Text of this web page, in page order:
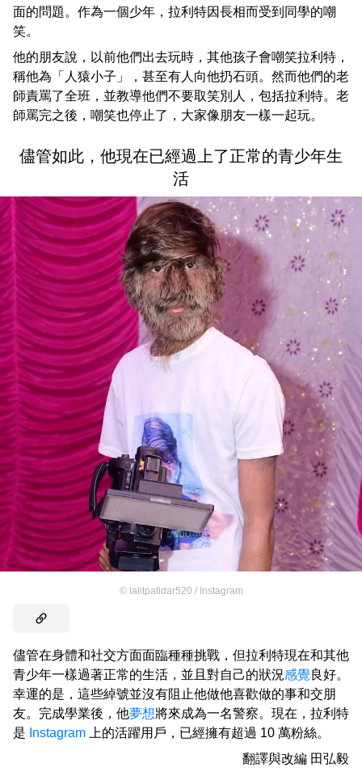
面的問題。作為一個少年，拉利特因長相而受到同學的嘲
笑。
他的朋友說，以前他們出去玩時，其他孩子會嘲笑拉利特，
稱他為「人猿小子」，甚至有人向他扔石頭。然而他們的老
師責罵了全班，並教導他們不要取笑別人，包括拉利特。老
師罵完之後，嘲笑也停止了，大家像朋友一樣一起玩。
儘管如此，他現在已經過上了正常的青少年生
活
© lalitpatidar520 / Instagram
儘管在身體和社交方面面臨種種挑戰，但拉利特現在和其他
青少年一樣過著正常的生活，並且對自己的狀況感覺良好。
幸運的是，這些綽號並沒有阻止他做他喜歡做的事和交朋
友。完成學業後，他夢想將來成為一名警察。現在，拉利特
是 Instagram 上的活躍用戶，已經擁有超過 10 萬粉絲。
翻譯與改編 田弘毅